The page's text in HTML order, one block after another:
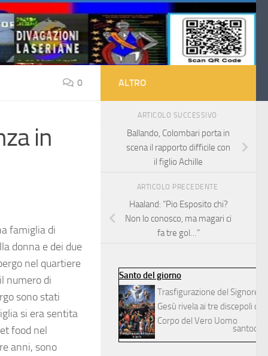
0
in
famiglia di
donna e dei due
nel quartiere
numero di
sono stati
si era sentita
food nel
anni, sono
ALTRO
ARTICOLO SUCCESSIVO
Ballando, Colombari porta in
scena il rapporto difficile con
il figlio Achille
ARTICOLO PRECEDENTE
Haaland: “Pio Esposito chi?
Non lo conosco, ma magari ci
fa tre gol…”
Santo del giorno
Trasfigurazione del Signore
Gesù rivela ai tre discepoli
Corpo del Vero Uomo